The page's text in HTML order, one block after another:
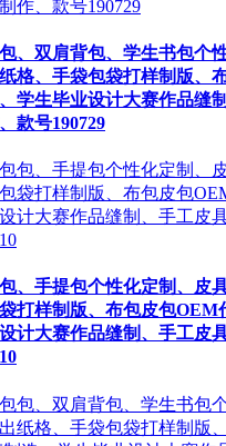
、双肩背包、学生书包个
格、手袋包袋打样制版、
学生毕业设计大赛作品缝
款号190729
、手提包个性化定制、皮
打样制版、布包皮包OEM
计大赛作品缝制、手工皮